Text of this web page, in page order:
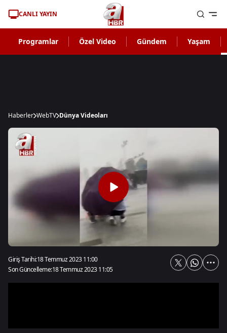
CANLI YAYIN
Programlar Özel Video Gündem Yaşam
Haberler WebTV Dünya Videoları
Giriş Tarihi:18 Temmuz 2023 11:00
Son Güncelleme:18 Temmuz 2023 11:05